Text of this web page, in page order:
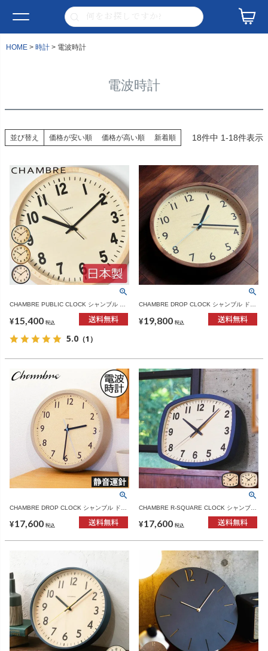
HOME 時計 電波時計
電波時計
並び替え 価格が安い順 価格が高い順 新着順 18件中 1-18件表示
CHAMBRE PUBLIC CLOCK シャンブル パ
ブリッククロック | インテリア雑貨・電波時
計
¥15,400 税込
5.0 （1）
CHAMBRE DROP CLOCK シャンブル ドロ
ップクロック ウォルナット | インテリア雑
貨・掛け時計
¥19,800 税込
CHAMBRE DROP CLOCK シャンブル ドロ
雑貨・掛け時計
¥17,600 税込
CHAMBRE R-SQUARE CLOCK シャンブル
掛け時計
¥17,600 税込